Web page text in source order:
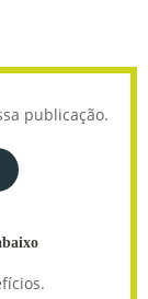
publicação.